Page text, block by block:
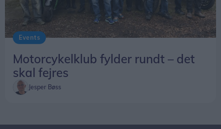
Events
Motorcykelklub fylder rundt – det
skal fejres
Jesper Bøss